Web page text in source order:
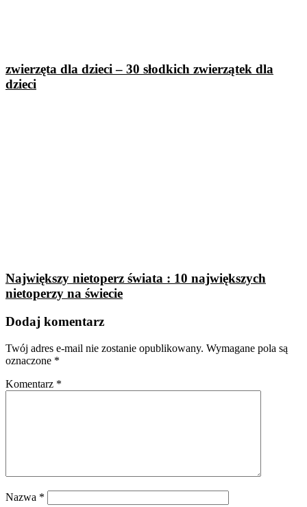
zwierzęta dla dzieci – 30 słodkich zwierzątek dla
dzieci
Największy nietoperz świata : 10 największych
nietoperzy na świecie
Dodaj komentarz
Twój adres e-mail nie zostanie opublikowany. Wymagane pola są
oznaczone *
Komentarz *
Nazwa *